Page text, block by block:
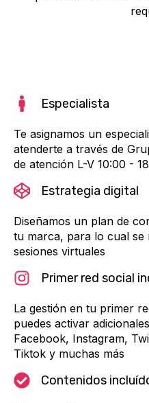
Especialista
Te asignamos un
atenderte a través de
de atención L-V 10:00 -
Estrategia digital
Diseñamos un plan de
tu marca, para lo cual
sesiones virtuales
Primer red social
La gestión en tu primer
puedes activar
Facebook, Instagram,
Tiktok y muchas más
Contenidos